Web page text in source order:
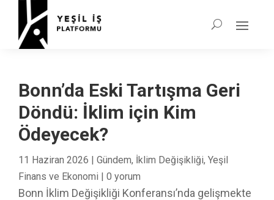
Bonn’da Eski Tartışma Geri
Döndü: İklim için Kim
Ödeyecek?
11 Haziran 2026 | Gündem, İklim Değişikliği, Yeşil
Finans ve Ekonomi | 0 yorum
Bonn İklim Değişikliği Konferansı’nda gelişmekte